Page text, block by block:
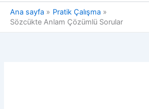
Ana sayfa
Pratik Çalışma
Sözcükte Anlam Çözümlü Sorular